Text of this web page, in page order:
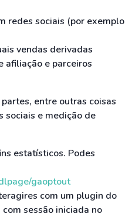
redes sociais (por exemplo
vendas derivadas
afiliação e parceiros
entre outras coisas
sociais e medição de
estatísticos. Podes
gaoptout
com um plugin do
sessão iniciada no